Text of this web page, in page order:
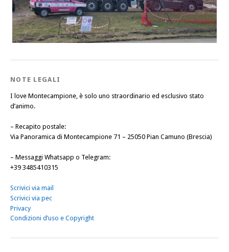
NOTE LEGALI
I love Montecampione, è solo uno straordinario ed esclusivo stato
d’animo.
– Recapito postale:
Via Panoramica di Montecampione 71 – 25050 Pian Camuno (Brescia)
– Messaggi Whatsapp o Telegram:
+39 3485410315
Scrivici via mail
Scrivici via pec
Privacy
Condizioni d’uso e Copyright